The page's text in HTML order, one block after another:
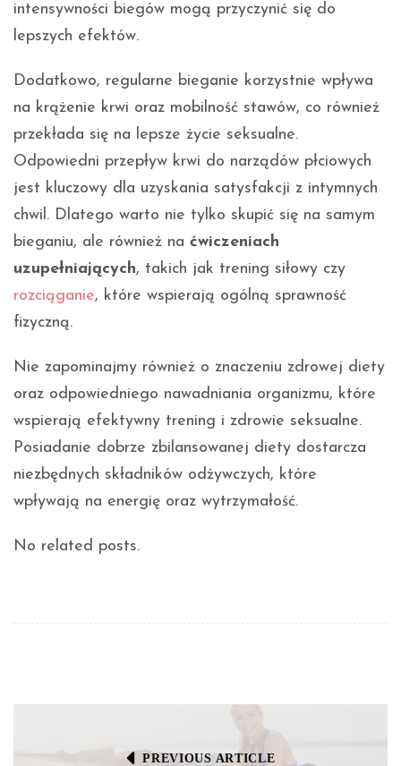
intensywności biegów mogą przyczynić się do
lepszych efektów.
Dodatkowo, regularne bieganie korzystnie wpływa
na krążenie krwi oraz mobilność stawów, co również
przekłada się na lepsze życie seksualne.
Odpowiedni przepływ krwi do narządów płciowych
jest kluczowy dla uzyskania satysfakcji z intymnych
chwil. Dlatego warto nie tylko skupić się na samym
bieganiu, ale również na ćwiczeniach
uzupełniających, takich jak trening siłowy czy
rozciąganie, które wspierają ogólną sprawność
fizyczną.
Nie zapominajmy również o znaczeniu zdrowej diety
oraz odpowiedniego nawadniania organizmu, które
wspierają efektywny trening i zdrowie seksualne.
Posiadanie dobrze zbilansowanej diety dostarcza
niezbędnych składników odżywczych, które
wpływają na energię oraz wytrzymałość.
No related posts.
PREVIOUS ARTICLE